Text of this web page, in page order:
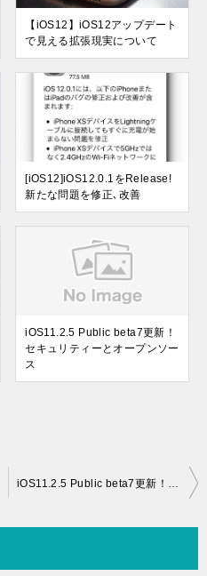
【iOS12】iOS12アップデート
で見える拡張現実について
[iOS12]iOS12.0.1をRelease!
新たな問題を修正､改善
iOS11.2.5 Public beta7更新！
セキュリティーとオープンソー
ス
iOS11.2.5 Public beta7更新！セキュリティーとオープンソース